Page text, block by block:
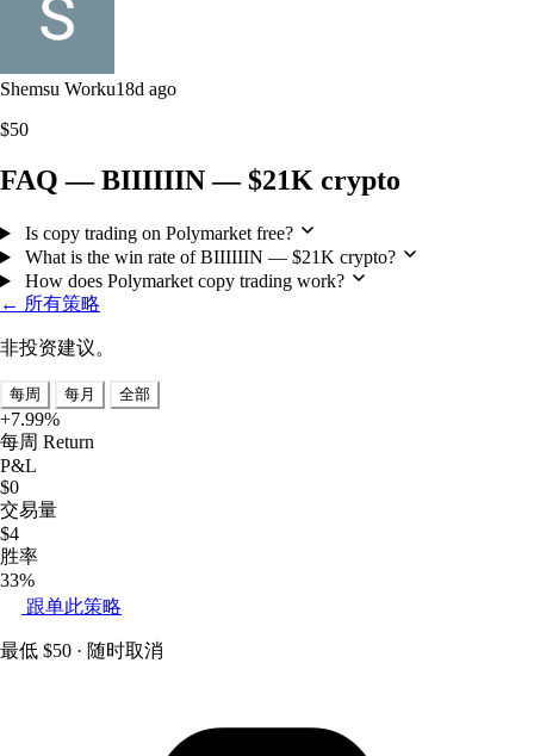
Shemsu Worku18d ago
$50
FAQ — BIIIIIIN — $21K crypto
Is copy trading on Polymarket free?
What is the win rate of BIIIIIIN — $21K crypto?
How does Polymarket copy trading work?
← 所有策略
非投资建议。
每周 每月 全部
+7.99%
每周 Return
P&L
$0
交易量
$4
胜率
33%
跟单此策略
最低 $50 · 随时取消